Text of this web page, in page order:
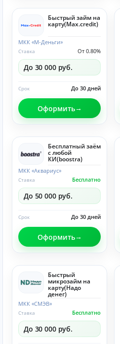
Быстрый займ на
карту(Max.credit)
МКК «М-Деньги»
От 0.80%
Ставка
До 30 000 руб.
До 30 дней
Срок
Оформить
Бесплатный заём
с любой
КИ(boostra)
МКК «Аквариус»
Бесплатно
Ставка
До 50 000 руб.
До 30 дней
Срок
Оформить
Быстрый
микрозайм на
карту(Надо
денег)
МКК «СМЭВ»
Бесплатно
Ставка
До 30 000 руб.